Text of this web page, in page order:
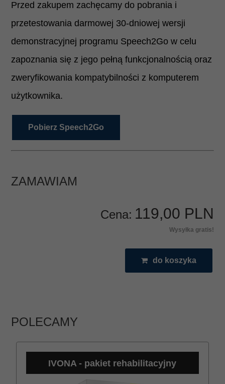
Przed zakupem zachęcamy do pobrania i
przetestowania darmowej 30-dniowej wersji
demonstracyjnej programu Speech2Go w celu
zapoznania się z jego pełną funkcjonalnością oraz
zweryfikowania kompatybilności z komputerem
użytkownika.
Pobierz Speech2Go
ZAMAWIAM
Cena: 119,00 PLN
Wysyłka gratis!
do koszyka
POLECAMY
IVONA - pakiet rehabilitacyjny